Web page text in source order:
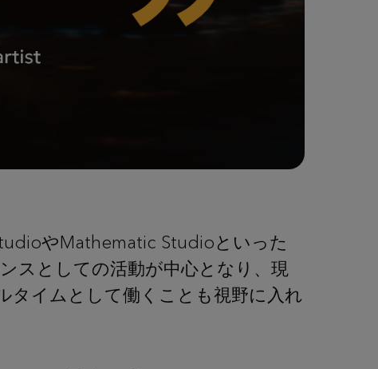
やMathematic Studioといった
スとしての活動が中心となり、現
タイムとして働くことも視野に入れ